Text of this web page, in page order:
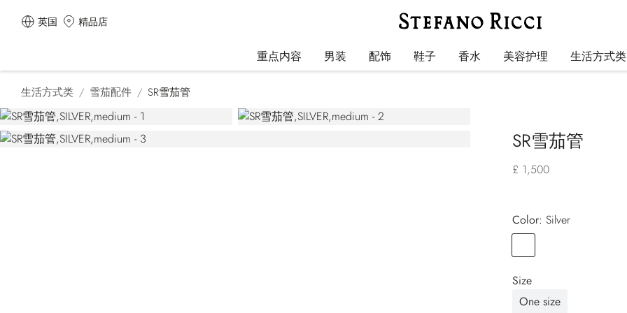
英国 精品店
重点内容 男装 配饰 鞋子 香水 美容护理 生活方式类
生活方式类 雪茄配件 SR雪茄管
SR雪茄管
£ 1,500
Color:
silver
Size
One size